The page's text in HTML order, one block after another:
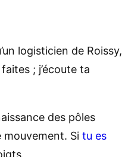
logisticien de Roissy,
; j’écoute ta
des pôles
mouvement. Si tu es